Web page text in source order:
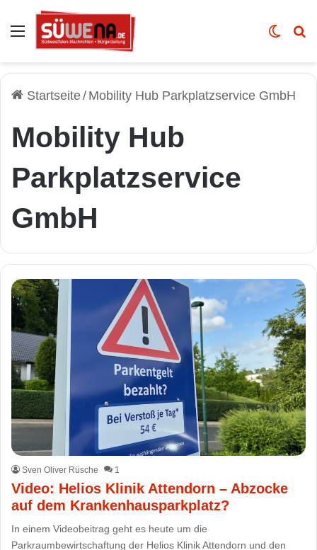
Auswahl Skin
Startseite/ Mobility Hub Parkplatzservice GmbH
Mobility Hub
Parkplatzservice
GmbH
Sven Oliver Rüsche 1
Video: Helios Klinik Attendorn – Abzocke
auf dem Krankenhausparkplatz?
In einem Videobeitrag geht es heute um die
Parkraumbewirtschaftung der Helios Klinik Attendorn und den